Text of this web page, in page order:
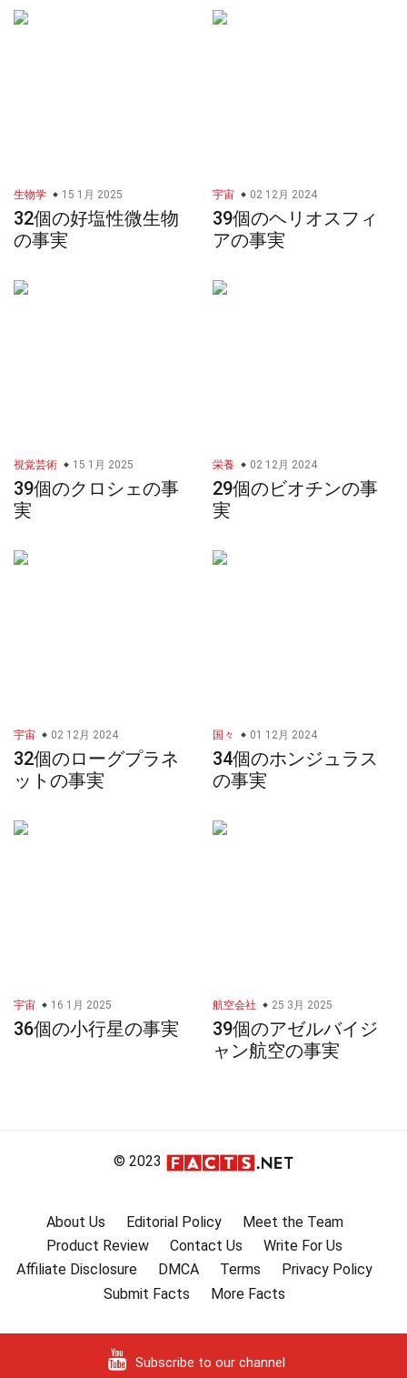
生物学 15 1月 2025
32個の好塩性微生物
の事実
宇宙 02 12月 2024
39個のヘリオスフィ
アの事実
視覚芸術 15 1月 2025
39個のクロシェの事
実
栄養 02 12月 2024
29個のビオチンの事
実
宇宙 02 12月 2024
32個のローグプラネ
ットの事実
国々 01 12月 2024
34個のホンジュラス
の事実
宇宙 16 1月 2025
36個の小行星の事実
航空会社 25 3月 2025
39個のアゼルバイジ
ャン航空の事実
© 2023
About Us Editorial Policy
Meet the Team
Product Review
Contact Us
Write For Us
Affiliate Disclosure
DMCA Terms
Privacy Policy
Submit Facts
More Facts
Subscribe to our channel